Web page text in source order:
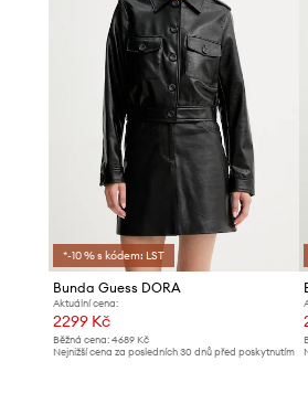
*-10 % s kódem: LST
Bunda Guess DORA
Aktuální cena:
2299 Kč
Běžná cena: 4689 Kč
Nejnižší cena za posledních 30 dnů před poskytnutím